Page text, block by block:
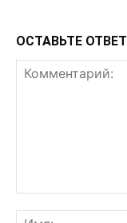
ОСТАВЬТЕ ОТВЕТ